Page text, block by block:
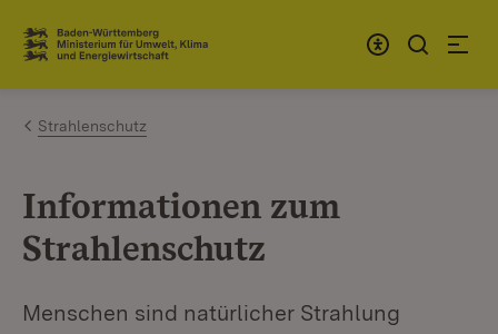
Zum Inhalt springen
Link zur Startseite
Strahlenschutz
Informationen zum
Strahlenschutz
Menschen sind natürlicher Strahlung